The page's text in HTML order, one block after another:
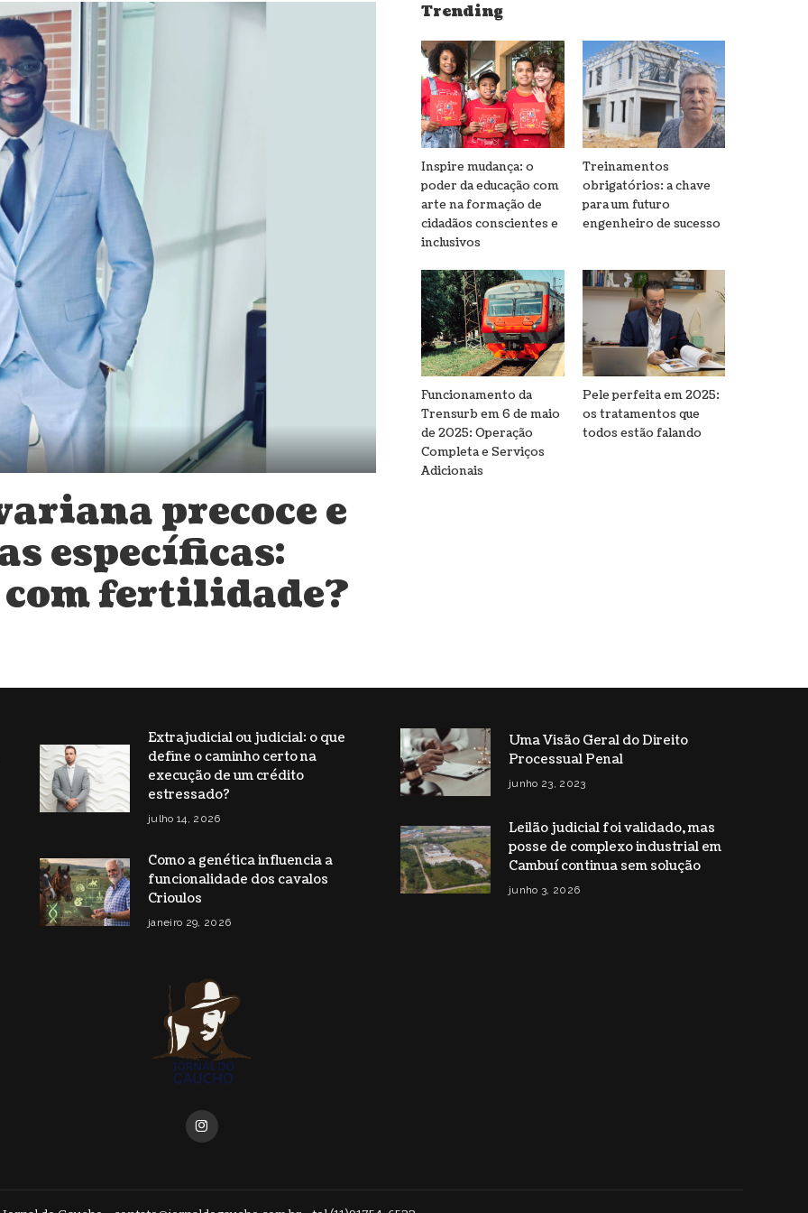
precoce e
específicas:
com fertilidade?
Trending
Inspire mudança: o
poder da educação com
arte na formação de
cidadãos conscientes e
inclusivos
Treinamentos
obrigatórios: a chave
para um futuro
engenheiro de sucesso
Funcionamento da
Trensurb em 6 de maio
de 2025: Operação
Completa e Serviços
Adicionais
Pele perfeita em 2025:
os tratamentos que
todos estão falando
Extrajudicial ou judicial: o que
define o caminho certo na
execução de um crédito
estressado?
julho 14, 2026
Como a genética influencia a
funcionalidade dos cavalos
Crioulos
janeiro 29, 2026
Uma Visão Geral do Direito
Processual Penal
junho 23, 2023
Leilão judicial foi validado, mas
posse de complexo industrial em
Cambuí continua sem solução
junho 3, 2026